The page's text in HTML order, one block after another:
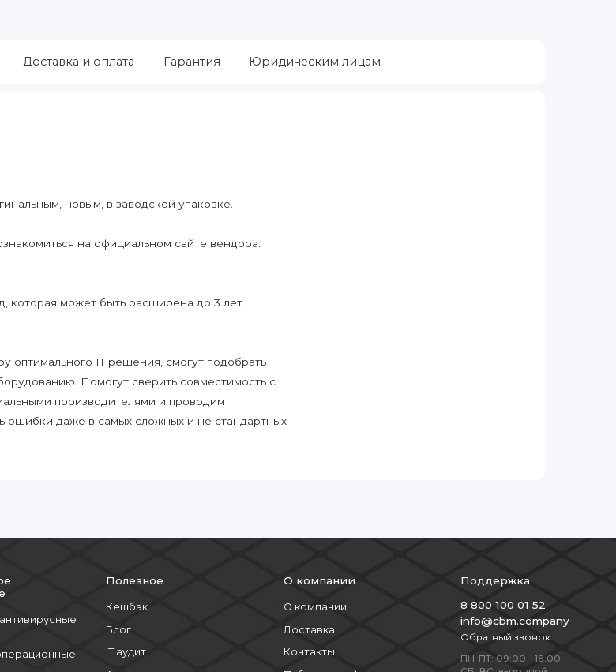
Доставка и оплата Гарантия Юридическим лицам
новым, в заводской упаковке.
на официальном сайте вендора.
которая может быть расширена до 3 лет.
оптимального IT решения, смогут подобрать
Помогут сверить совместимость с
производителями и проводим
ошибки даже в самых сложных и не стандартных
Полезное
Кешбэк
Блог
IT аудит
О компании
О компании
Доставка
Контакты
Поддержка
8 800 100 01 52
info@cbm.company
Обратный звонок
ПН-ПТ: 09:00 - 18:00